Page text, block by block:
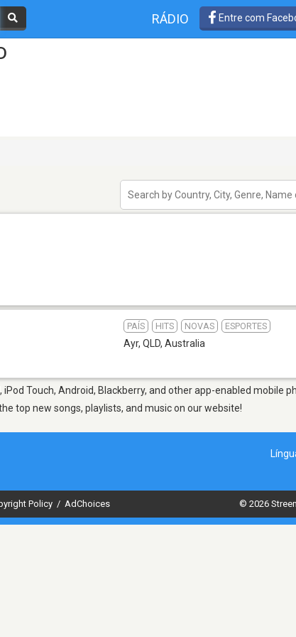
RÁDIO Entre com
PAÍS HITS NOVAS ESPORTES
Ayr, QLD, Australia
iPod Touch, Android, Blackberry, and other app-enabled mobile
top new songs, playlists, and music on our website!
Policy / AdChoices © 2026